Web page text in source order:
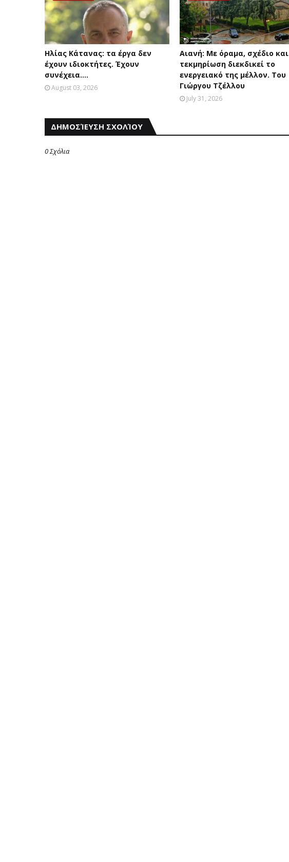
Ηλίας Κάτανας: τα έργα δεν
έχουν ιδιοκτήτες. Έχουν
συνέχεια....
August 03, 2026
Αιανή: Με όραμα, σχέδιο και
τεκμηρίωση διεκδικεί το
ενεργειακό της μέλλον. Του
Γιώργου Τζέλλου
July 31, 2026
ΔΗΜΟΣΊΕΥΣΗ ΣΧΟΛΊΟΥ
0 Σχόλια